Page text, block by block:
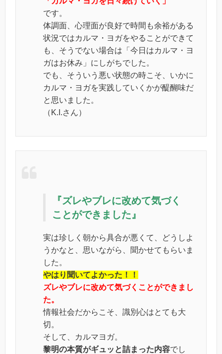
です。
体調面、心理面が良好で時間も余裕がある
状況ではカルマ・ヨガをやることができて
も、そうでない場合は「今日はカルマ・ヨ
ガはお休み」にしがちでした。
でも、そういう悪い状態の時こそ、いかに
カルマ・ヨガを実践していくかが醍醐味だ
と思いました。
（K.I.さん）
『ズレやブレに改めて気づく
ことができました』
実は珍しく朝から具合が悪くて、どうしよ
うかなと、思いながら、聞かせてもらいま
した。
やはり聞いてよかった！！
ズレやブレに改めて気づくことができまし
た。
情報社会だからこそ、識別心はとても大
切。
そして、カルマヨガ。
黎明の本質がギュッと詰まった内容でし